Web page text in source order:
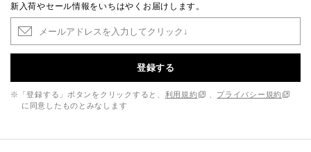
新入荷やセール情報をいちはやくお届けします。
登録する
※「登録する」ボタンをクリックすると、 利用規約
プライバシー規約
に同意したものとみなします